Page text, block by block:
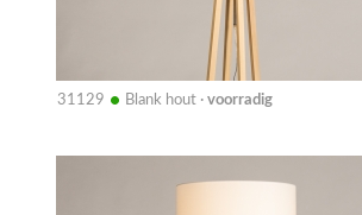
31129 • Blank hout · voorradig
Bekijk